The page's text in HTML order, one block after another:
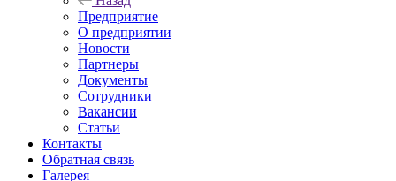
Предприятие
О предприятии
Новости
Партнеры
Документы
Сотрудники
Вакансии
Статьи
Контакты
Обратная связь
Галерея